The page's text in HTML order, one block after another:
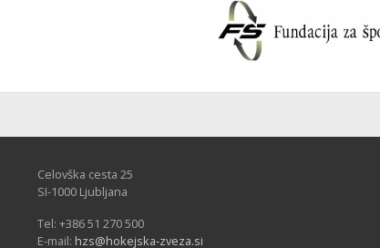
Celovška cesta 25
SI-1000 Ljubljana
Tel: +386 51 270 500
E-mail: hzs@hokejska-zveza.si